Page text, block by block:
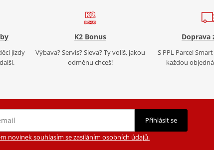
jízdy
K2 Bonus
Výbava? Servis? Sleva? Ty volíš, jakou
odměnu chceš!
Doprava
S PPL Parcel
každou
Přihlásit se
novinek souhlasím se zasíláním osobních údajů.